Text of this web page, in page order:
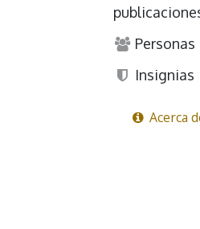
Personas
Insignias
Acerca